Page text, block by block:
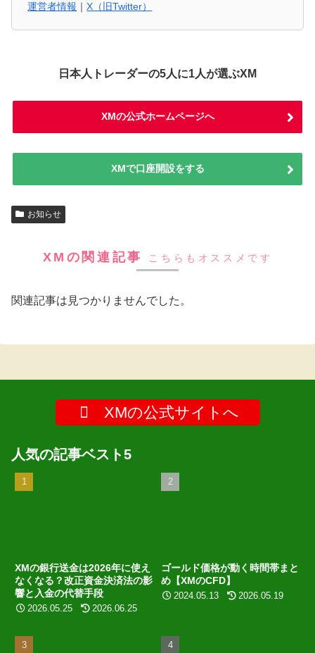
運営者情報 ｜X（旧Twitter）
日本人トレーダーの5人に1人が選ぶXM
XMの公式ホームページへ
XMで口座開設をする
お知らせ
XMの関連記事 こちらもオススメです
関連記事は見つかりませんでした。
XMの公式サイトへ
人気の記事ベスト5
XMの銀行送金は2026年に使え
なくなる？改正資金決済法の影
響と入金の代替手段
2026.05.25 2026.06.25
ゴールド価格が動く時間帯まと
め【XMのCFD】
2024.05.13 2026.05.19